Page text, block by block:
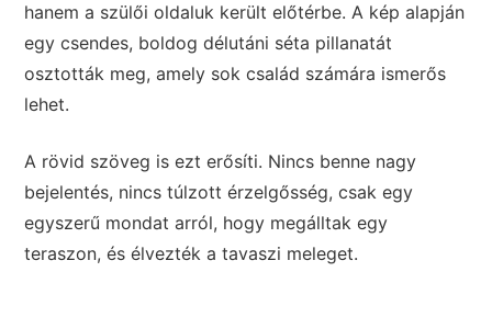
hanem a szülői oldaluk került előtérbe. A kép alapján
egy csendes, boldog délutáni séta pillanatát
osztották meg, amely sok család számára ismerős
lehet.
A rövid szöveg is ezt erősíti. Nincs benne nagy
bejelentés, nincs túlzott érzelgősség, csak egy
egyszerű mondat arról, hogy megálltak egy
teraszon, és élvezték a tavaszi meleget.